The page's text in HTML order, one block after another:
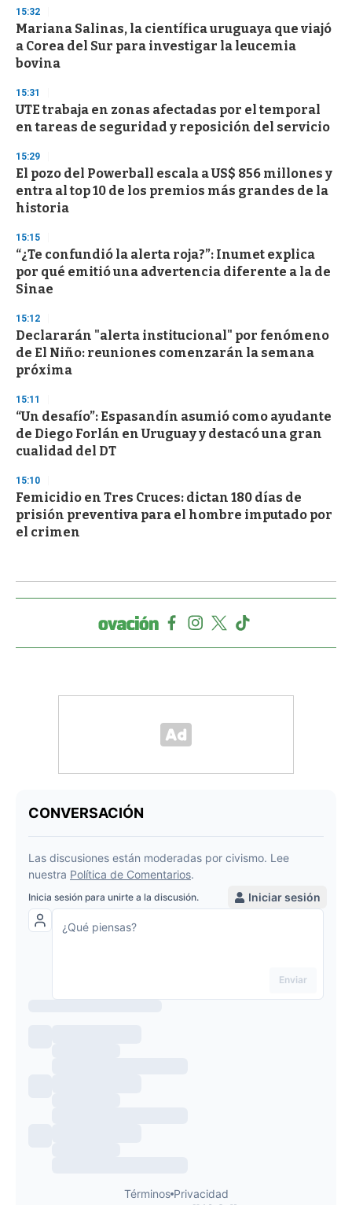
s
e
c
o
n
15:32
Mariana Salinas, la científica uruguaya que viajó
a Corea del Sur para investigar la leucemia
bovina
15:31
UTE trabaja en zonas afectadas por el temporal
en tareas de seguridad y reposición del servicio
15:29
El pozo del Powerball escala a US$ 856 millones y
entra al top 10 de los premios más grandes de la
historia
15:15
“¿Te confundió la alerta roja?”: Inumet explica
por qué emitió una advertencia diferente a la de
Sinae
15:12
Declararán "alerta institucional" por fenómeno
de El Niño: reuniones comenzarán la semana
próxima
15:11
“Un desafío”: Espasandín asumió como ayudante
de Diego Forlán en Uruguay y destacó una gran
cualidad del DT
15:10
Femicidio en Tres Cruces: dictan 180 días de
prisión preventiva para el hombre imputado por
el crimen